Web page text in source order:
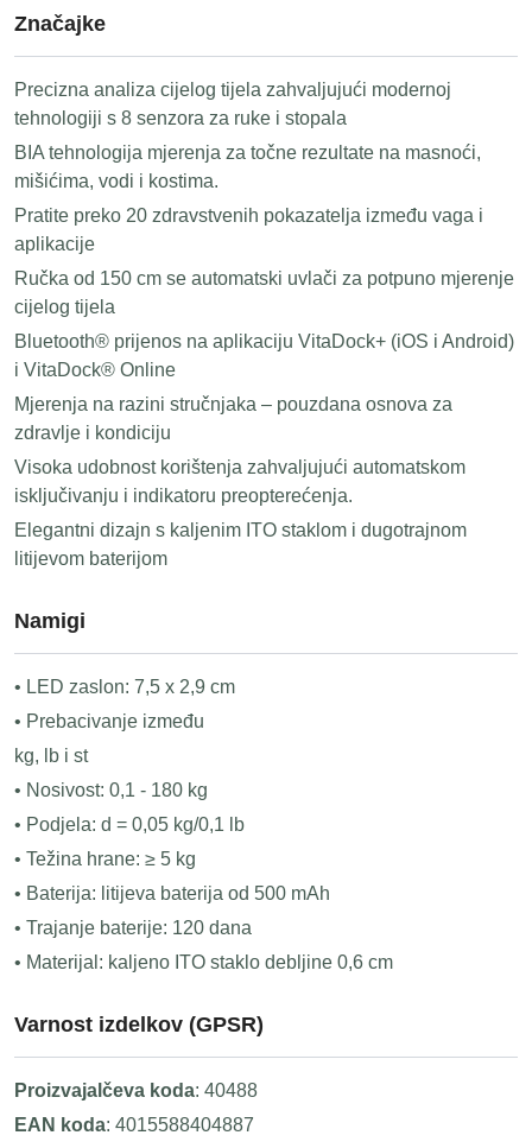
Značajke
Precizna analiza cijelog tijela zahvaljujući modernoj
tehnologiji s 8 senzora za ruke i stopala
BIA tehnologija mjerenja za točne rezultate na masnoći,
mišićima, vodi i kostima.
Pratite preko 20 zdravstvenih pokazatelja između vaga i
aplikacije
Ručka od 150 cm se automatski uvlači za potpuno mjerenje
cijelog tijela
Bluetooth® prijenos na aplikaciju VitaDock+ (iOS i Android)
i VitaDock® Online
Mjerenja na razini stručnjaka – pouzdana osnova za
zdravlje i kondiciju
Visoka udobnost korištenja zahvaljujući automatskom
isključivanju i indikatoru preopterećenja.
Elegantni dizajn s kaljenim ITO staklom i dugotrajnom
litijevom baterijom
Namigi
• LED zaslon: 7,5 x 2,9 cm
• Prebacivanje između
kg, lb i st
• Nosivost: 0,1 - 180 kg
• Podjela: d = 0,05 kg/0,1 lb
• Težina hrane: ≥ 5 kg
• Baterija: litijeva baterija od 500 mAh
• Trajanje baterije: 120 dana
• Materijal: kaljeno ITO staklo debljine 0,6 cm
Varnost izdelkov (GPSR)
Proizvajalčeva koda: 40488
EAN koda: 4015588404887